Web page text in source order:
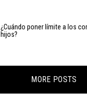
¿Cuándo poner límite a los
hijos?
MORE POSTS